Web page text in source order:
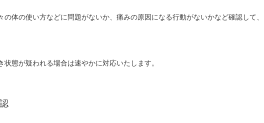
体の使い方などに問題がないか、痛みの原因になる行動がないかなど確認して、
態が疑われる場合は速やかに対応いたします。